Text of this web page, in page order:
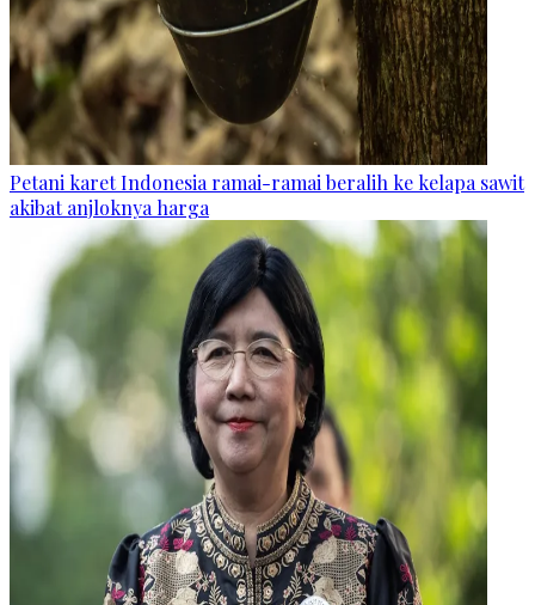
Petani karet Indonesia ramai-ramai beralih ke kelapa sawit
akibat anjloknya harga